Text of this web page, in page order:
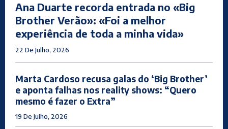
Ana Duarte recorda entrada no «Big
Brother Verão»: «Foi a melhor
experiência de toda a minha vida»
22 De Julho, 2026
Marta Cardoso recusa galas do ‘Big Brother’
e aponta falhas nos reality shows: “Quero
mesmo é fazer o Extra”
19 De Julho, 2026